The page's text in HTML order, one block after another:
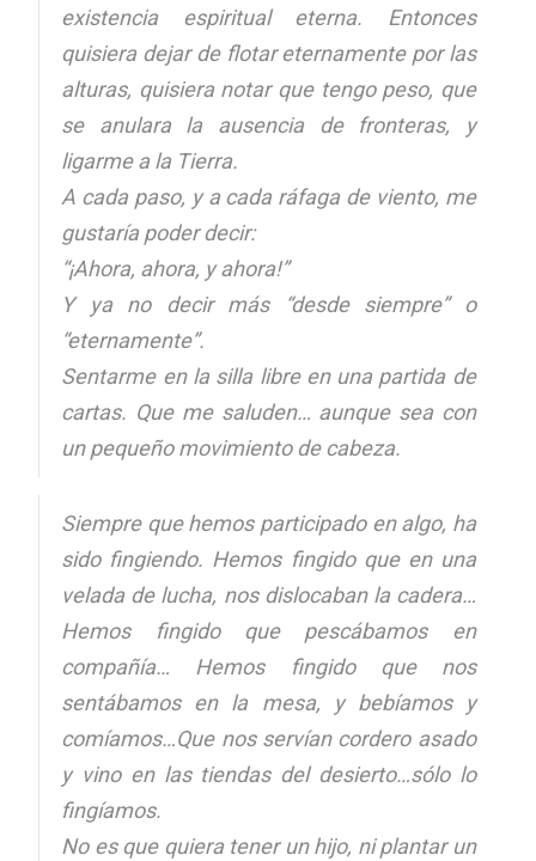
existencia espiritual eterna. Entonces
quisiera dejar de flotar eternamente por las
alturas, quisiera notar que tengo peso, que
se anulara la ausencia de fronteras, y
ligarme a la Tierra.
A cada paso, y a cada ráfaga de viento, me
gustaría poder decir:
“¡Ahora, ahora, y ahora!”
Y ya no decir más “desde siempre” o
“eternamente”.
Sentarme en la silla libre en una partida de
cartas. Que me saluden… aunque sea con
un pequeño movimiento de cabeza.
Siempre que hemos participado en algo, ha
sido fingiendo. Hemos fingido que en una
velada de lucha, nos dislocaban la cadera…
Hemos fingido que pescábamos en
compañía… Hemos fingido que nos
sentábamos en la mesa, y bebíamos y
comíamos…Que nos servían cordero asado
y vino en las tiendas del desierto…sólo lo
fingíamos.
No es que quiera tener un hijo, ni plantar un